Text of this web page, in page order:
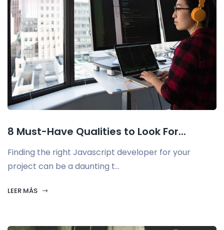
8 Must-Have Qualities to Look For...
Finding the right Javascript developer for your
project can be a daunting t...
LEER MÁS